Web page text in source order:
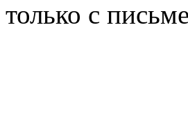
только с